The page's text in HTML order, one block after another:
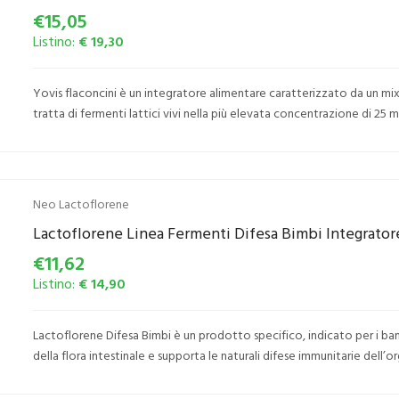
€15,05
Listino: € 19,30
Yovis flaconcini è un integratore alimentare caratterizzato da un
tratta di fermenti lattici vivi nella più elevata concentrazione di 25
Neo Lactoflorene
Lactoflorene Linea Fermenti Difesa Bimbi
€11,62
Listino: € 14,90
Lactoflorene Difesa Bimbi è un prodotto specifico, indicato per i
della flora intestinale e supporta le naturali difese immunitarie